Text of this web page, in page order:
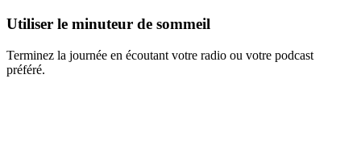
Utiliser le minuteur de sommeil
Terminez la journée en écoutant votre radio ou votre podcast
préféré.